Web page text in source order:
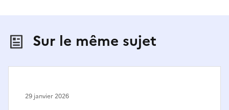
Sur le même sujet
29 janvier 2026